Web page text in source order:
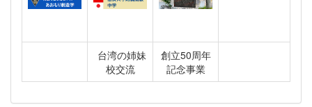
台湾の姉妹
校交流
創立50周年
記念事業